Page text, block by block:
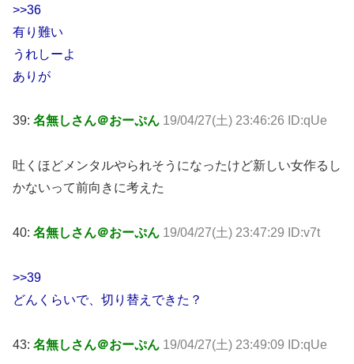
>>36
有り難い
うれしーよ
ありが
39: 名無しさん＠おーぷん 19/04/27(土) 23:46:26 ID:qUe
吐くほどメンタルやられそうになったけど新しい女作るし
かないって前向きに考えた
40: 名無しさん＠おーぷん 19/04/27(土) 23:47:29 ID:v7t
>>39
どんくらいで、切り替えできた？
43: 名無しさん＠おーぷん 19/04/27(土) 23:49:09 ID:qUe